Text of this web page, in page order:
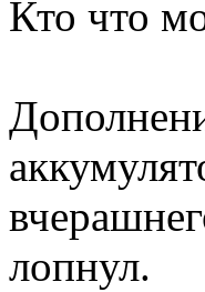
Кто что
лопнул.